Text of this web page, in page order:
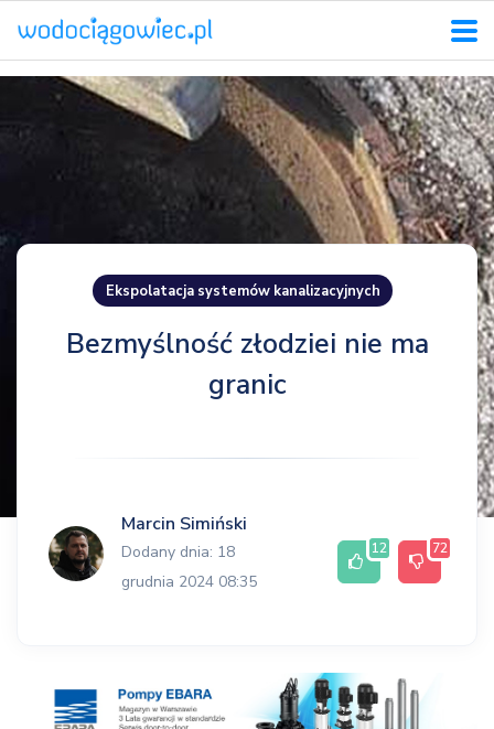
Ekspolatacja systemów kanalizacyjnych
Bezmyślność złodziei nie ma
granic
Marcin Simiński
Dodany dnia: 18
grudnia 2024 08:35
12 72